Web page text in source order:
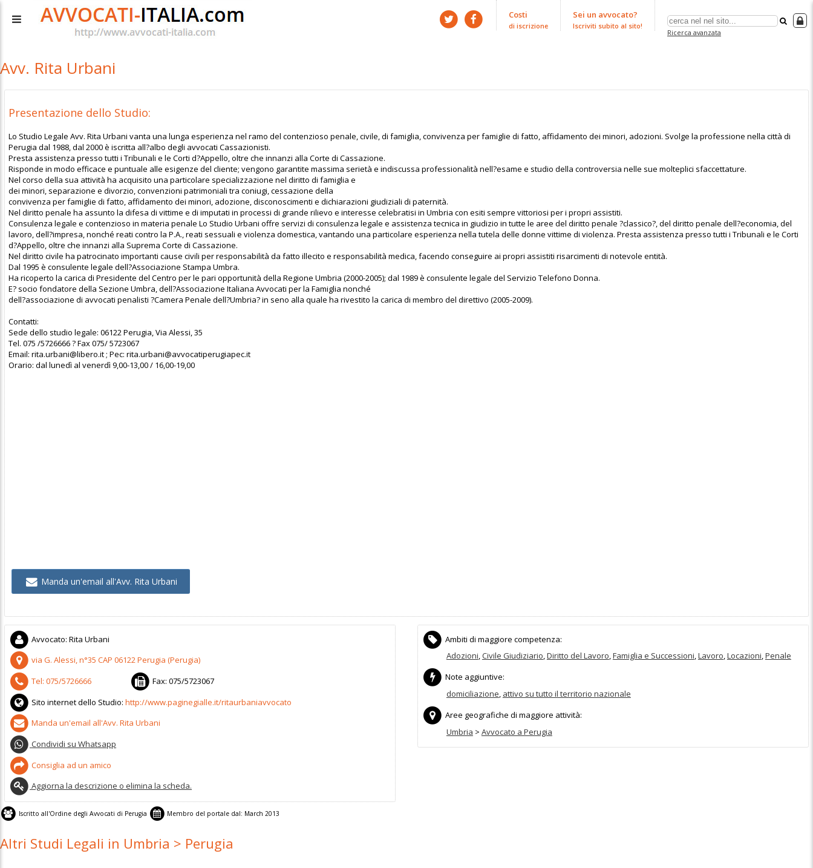
Ricerca avanzata
Sei un avvocato?
Iscriviti subito al sito!
Costi
di iscrizione
Avv. Rita Urbani
Presentazione dello Studio:
Lo Studio Legale Avv. Rita Urbani vanta una lunga esperienza nel ramo del contenzioso penale, civile, di famiglia, convivenza per famiglie di fatto, affidamento dei minori, adozioni. Svolge la professione nella città di
Perugia dal 1988, dal 2000 è iscritta all?albo degli avvocati Cassazionisti.
Presta assistenza presso tutti i Tribunali e le Corti d?Appello, oltre che innanzi alla Corte di Cassazione.
Risponde in modo efficace e puntuale alle esigenze del cliente; vengono garantite massima serietà e indiscussa professionalità nell?esame e studio della controversia nelle sue molteplici sfaccettature.
Nel corso della sua attività ha acquisito una particolare specializzazione nel diritto di famiglia e
dei minori, separazione e divorzio, convenzioni patrimoniali tra coniugi, cessazione della
convivenza per famiglie di fatto, affidamento dei minori, adozione, disconoscimenti e dichiarazioni giudiziali di paternità.
Nel diritto penale ha assunto la difesa di vittime e di imputati in processi di grande rilievo e interesse celebratisi in Umbria con esiti sempre vittoriosi per i propri assistiti.
Consulenza legale e contenzioso in materia penale Lo Studio Urbani offre servizi di consulenza legale e assistenza tecnica in giudizio in tutte le aree del diritto penale ?classico?, del diritto penale dell?economia, del
lavoro, dell?impresa, nonché reati contro la P.A., reati sessuali e violenza domestica, vantando una particolare esperienza nella tutela delle donne vittime di violenza. Presta assistenza presso tutti i Tribunali e le Corti
d?Appello, oltre che innanzi alla Suprema Corte di Cassazione.
Nel diritto civile ha patrocinato importanti cause civili per responsabilità da fatto illecito e responsabilità medica, facendo conseguire ai propri assistiti risarcimenti di notevole entità.
Dal 1995 è consulente legale dell?Associazione Stampa Umbra.
Ha ricoperto la carica di Presidente del Centro per le pari opportunità della Regione Umbria (2000-2005); dal 1989 è consulente legale del Servizio Telefono Donna.
E? socio fondatore della Sezione Umbra, dell?Associazione Italiana Avvocati per la Famiglia nonché
dell?associazione di avvocati penalisti ?Camera Penale dell?Umbria? in seno alla quale ha rivestito la carica di membro del direttivo (2005-2009).
Contatti:
Sede dello studio legale: 06122 Perugia, Via Alessi, 35
Tel. 075 /5726666 ? Fax 075/ 5723067
Email: rita.urbani@libero.it ; Pec: rita.urbani@avvocatiperugiapec.it
Orario: dal lunedì al venerdì 9,00-13,00 / 16,00-19,00
Manda un'email all'Avv. Rita Urbani
Avvocato:Rita Urbani
via G. Alessi, n°35 CAP06122Perugia (Perugia)
Tel:075/5726666 Fax:075/5723067
Sito internet dello Studio:http://www.paginegialle.it/ritaurbaniavvocato
Manda un'email all'Avv. Rita Urbani
Condividi su Whatsapp
Consiglia ad un amico
Aggiorna la descrizione o elimina la scheda.
Ambiti di maggiore competenza:
Adozioni,Civile Giudiziario,Diritto del Lavoro,Famiglia e Successioni,Lavoro,Locazioni,Penale
Note aggiuntive:
domiciliazione, attivo su tutto il territorio nazionale
Aree geografiche di maggiore attività:
Umbria > Avvocato a Perugia
Iscritto all'Ordine degli Avvocati di Perugia Membro del portale dal: March 2013
Altri Studi Legali in Umbria > Perugia